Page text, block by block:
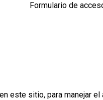
Formulario de
este sitio, para manejar